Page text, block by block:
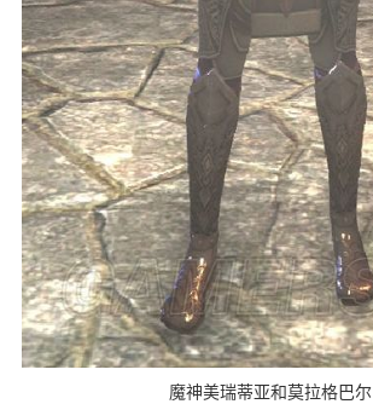
魔神美瑞蒂亚和莫拉格巴尔